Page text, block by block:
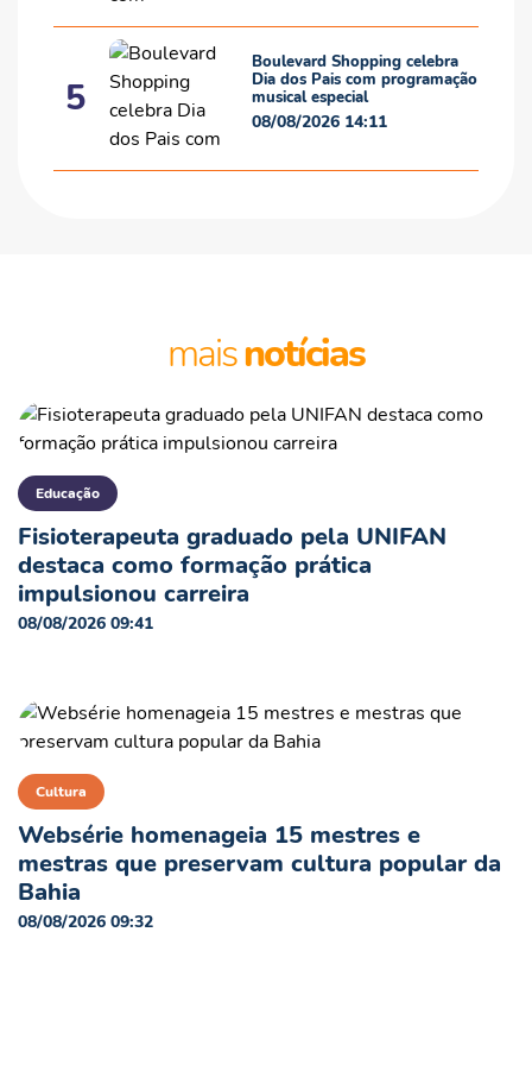
5
Boulevard Shopping celebra
Dia dos Pais com programação
musical especial
08/08/2026 14:11
maisnotícias
Educação
Fisioterapeuta graduado pela UNIFAN
destaca como formação prática
impulsionou carreira
08/08/2026 09:41
Cultura
Websérie homenageia 15 mestres e
mestras que preservam cultura popular da
Bahia
08/08/2026 09:32